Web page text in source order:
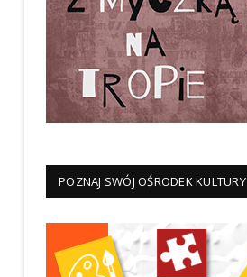
POZNAJ SWÓJ OŚRODEK KULTURY